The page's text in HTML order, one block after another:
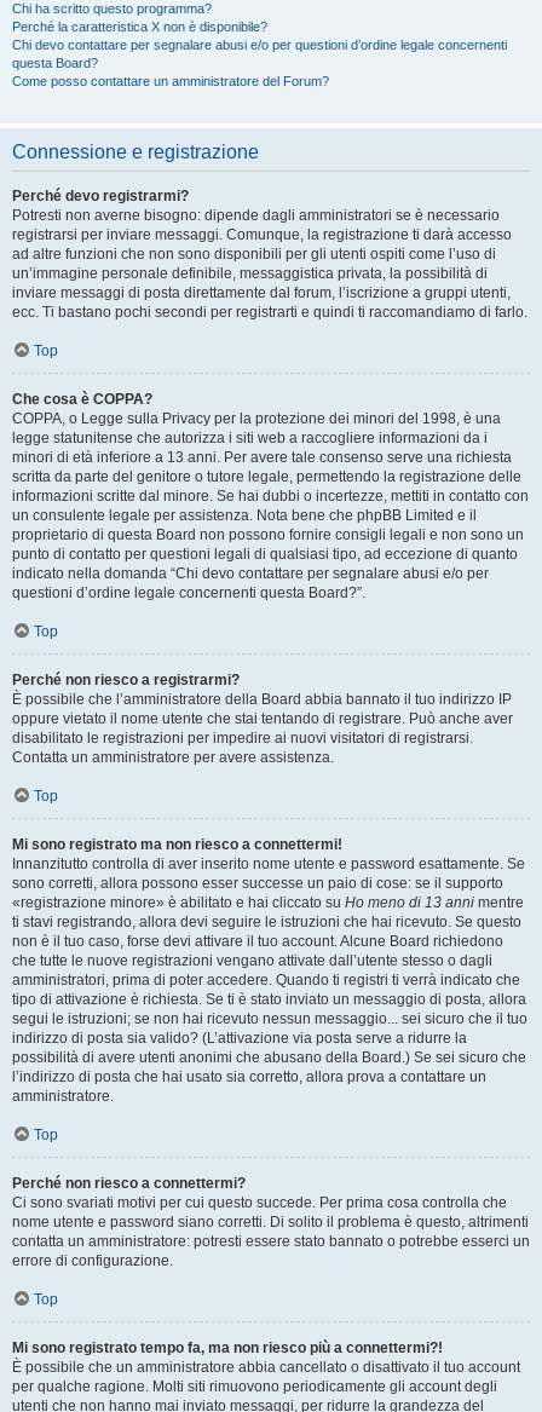
Chi ha scritto questo programma?
Perché la caratteristica X non è disponibile?
Chi devo contattare per segnalare abusi e/o per questioni d’ordine legale concernenti
questa Board?
Come posso contattare un amministratore del Forum?
Connessione e registrazione
Perché devo registrarmi?
Potresti non averne bisogno: dipende dagli amministratori se è necessario
registrarsi per inviare messaggi. Comunque, la registrazione ti darà accesso
ad altre funzioni che non sono disponibili per gli utenti ospiti come l’uso di
un’immagine personale definibile, messaggistica privata, la possibilità di
inviare messaggi di posta direttamente dal forum, l’iscrizione a gruppi utenti,
ecc. Ti bastano pochi secondi per registrarti e quindi ti raccomandiamo di farlo.
Top
Che cosa è COPPA?
COPPA, o Legge sulla Privacy per la protezione dei minori del 1998, è una
legge statunitense che autorizza i siti web a raccogliere informazioni da i
minori di età inferiore a 13 anni. Per avere tale consenso serve una richiesta
scritta da parte del genitore o tutore legale, permettendo la registrazione delle
informazioni scritte dal minore. Se hai dubbi o incertezze, mettiti in contatto con
un consulente legale per assistenza. Nota bene che phpBB Limited e il
proprietario di questa Board non possono fornire consigli legali e non sono un
punto di contatto per questioni legali di qualsiasi tipo, ad eccezione di quanto
indicato nella domanda “Chi devo contattare per segnalare abusi e/o per
questioni d’ordine legale concernenti questa Board?”.
Top
Perché non riesco a registrarmi?
È possibile che l’amministratore della Board abbia bannato il tuo indirizzo IP
oppure vietato il nome utente che stai tentando di registrare. Può anche aver
disabilitato le registrazioni per impedire ai nuovi visitatori di registrarsi.
Contatta un amministratore per avere assistenza.
Top
Mi sono registrato ma non riesco a connettermi!
Innanzitutto controlla di aver inserito nome utente e password esattamente. Se
sono corretti, allora possono esser successe un paio di cose: se il supporto
«registrazione minore» è abilitato e hai cliccato su Ho meno di 13 anni mentre
ti stavi registrando, allora devi seguire le istruzioni che hai ricevuto. Se questo
non è il tuo caso, forse devi attivare il tuo account. Alcune Board richiedono
che tutte le nuove registrazioni vengano attivate dall’utente stesso o dagli
amministratori, prima di poter accedere. Quando ti registri ti verrà indicato che
tipo di attivazione è richiesta. Se ti è stato inviato un messaggio di posta, allora
segui le istruzioni; se non hai ricevuto nessun messaggio... sei sicuro che il tuo
indirizzo di posta sia valido? (L’attivazione via posta serve a ridurre la
possibilità di avere utenti anonimi che abusano della Board.) Se sei sicuro che
l’indirizzo di posta che hai usato sia corretto, allora prova a contattare un
amministratore.
Top
Perché non riesco a connettermi?
Ci sono svariati motivi per cui questo succede. Per prima cosa controlla che
nome utente e password siano corretti. Di solito il problema è questo, altrimenti
contatta un amministratore: potresti essere stato bannato o potrebbe esserci un
errore di configurazione.
Top
Mi sono registrato tempo fa, ma non riesco più a connettermi?!
È possibile che un amministratore abbia cancellato o disattivato il tuo account
per qualche ragione. Molti siti rimuovono periodicamente gli account degli
utenti che non hanno mai inviato messaggi, per ridurre la grandezza del